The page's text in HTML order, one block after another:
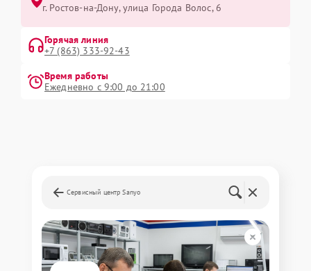
г. Ростов-на-Дону, улица Города Волос, 6
Горячая линия
+7 (863) 333-92-43
Время работы
Ежедневно с 9:00 до 21:00
Сервисный центр Sanyo